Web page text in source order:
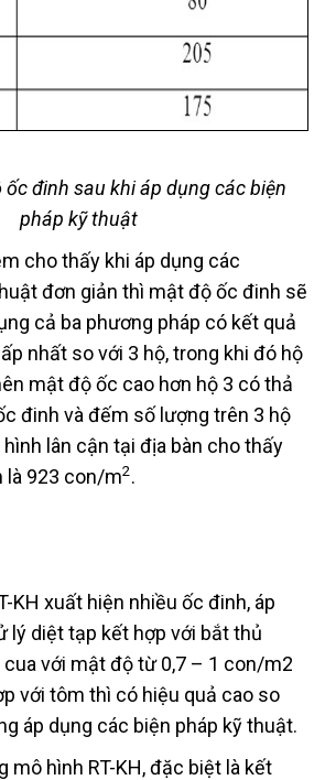
đinh sau khi áp dụng các biện
pháp kỹ thuật
cho thấy khi áp dụng các
đơn giản thì mật độ ốc đinh sẽ
cả ba phương pháp có kết quả
nhất so với 3 hộ, trong khi đó hộ
mật độ ốc cao hơn hộ 3 có thả
đinh và đếm số lượng trên 3 hộ
lân cận tại địa bàn cho thấy
là 923 con/m2.
KH xuất hiện nhiều ốc đinh, áp
lý diệt tạp kết hợp với bắt thủ
với mật độ từ 0,7 – 1 con/m2
với tôm thì có hiệu quả cao so
áp dụng các biện pháp kỹ thuật.
mô hình RT-KH, đặc biệt là kết